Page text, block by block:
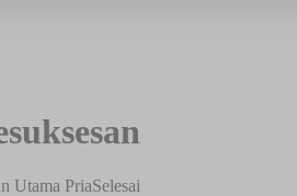
Utama PriaSelesai